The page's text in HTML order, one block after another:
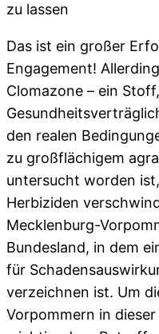
zu lassen
Das ist ein großer
Engagement!
Clomazone – ein
den realen
zu großflächigem
untersucht worden
Herbiziden
Mecklenburg-
Bundesland, in dem
für
verzeichnen ist. Um
Vorpommern in